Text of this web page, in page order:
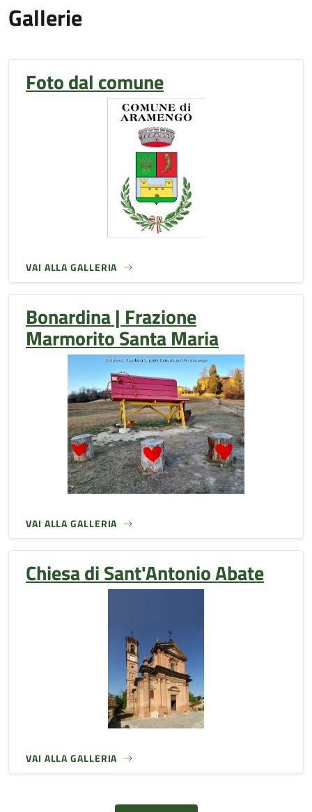
Gallerie
Foto dal comune
VAI ALLA GALLERIA
Bonardina | Frazione
Marmorito Santa Maria
VAI ALLA GALLERIA
Chiesa di Sant'Antonio Abate
VAI ALLA GALLERIA